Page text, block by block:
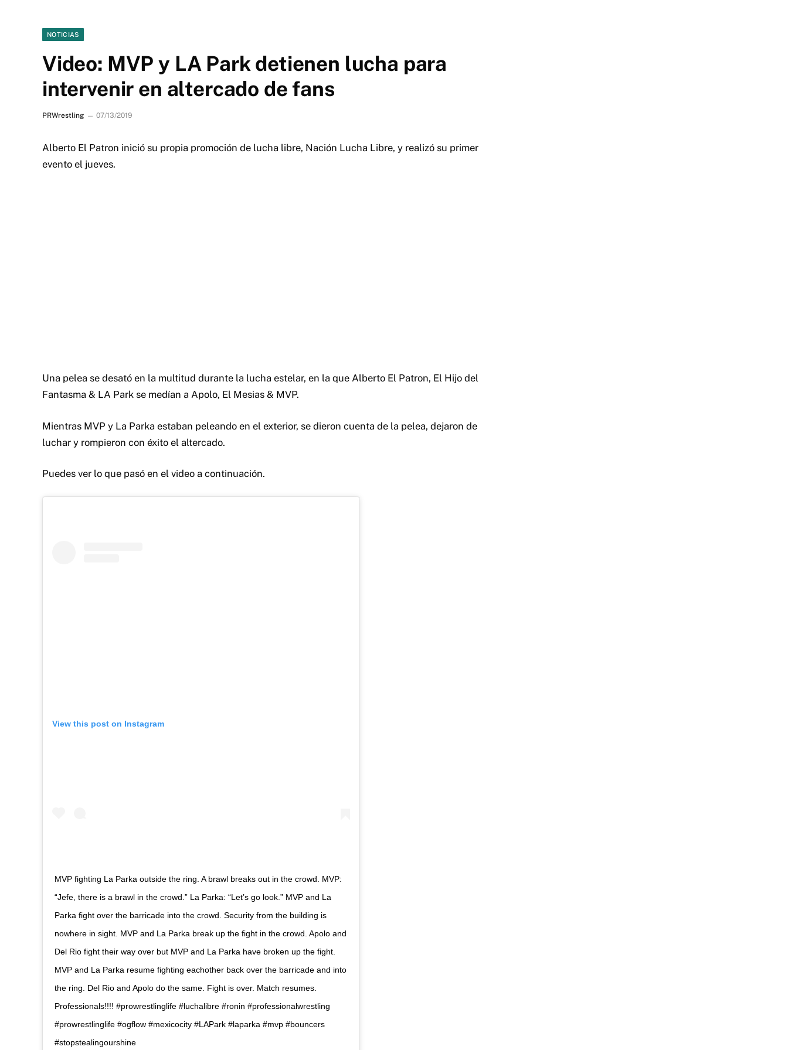
NOTICIAS
Video: MVP y LA Park detienen lucha para
intervenir en altercado de fans
PRWrestling 07/13/2019
Alberto El Patron inició su propia promoción de lucha libre, Nación Lucha Libre, y realizó su primer
evento el jueves.
Una pelea se desató en la multitud durante la lucha estelar, en la que Alberto El Patron, El Hijo del
Fantasma & LA Park se medían a Apolo, El Mesias & MVP.
Mientras MVP y La Parka estaban peleando en el exterior, se dieron cuenta de la pelea, dejaron de
luchar y rompieron con éxito el altercado.
Puedes ver lo que pasó en el video a continuación.
View this post on Instagram
MVP fighting La Parka outside the ring. A brawl breaks out in the crowd. MVP:
“Jefe, there is a brawl in the crowd.” La Parka: “Let’s go look.” MVP and La
Parka fight over the barricade into the crowd. Security from the building is
nowhere in sight. MVP and La Parka break up the fight in the crowd. Apolo and
Del Rio fight their way over but MVP and La Parka have broken up the fight.
MVP and La Parka resume fighting eachother back over the barricade and into
the ring. Del Rio and Apolo do the same. Fight is over. Match resumes.
Professionals!!!! #prowrestlinglife #luchalibre #ronin #professionalwrestling
#prowrestlinglife #ogflow #mexicocity #LAPark #laparka #mvp #bouncers
#stopstealingourshine